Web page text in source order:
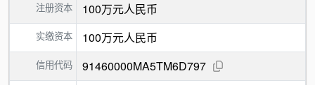
注册资本 100万元人民币
实缴资本 100万元人民币
信用代码 91460000MA5TM6D797